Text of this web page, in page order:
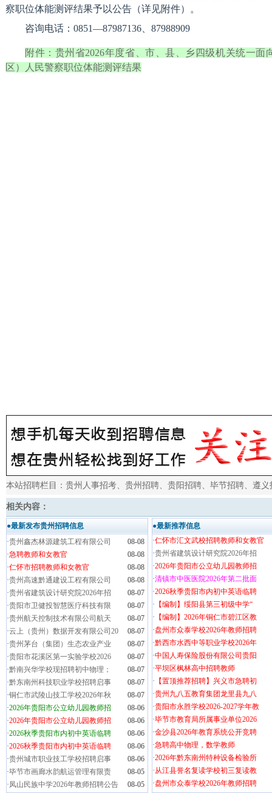
察职位体能测评结果予以公告（详见附件）。
咨询电话：0851—87987136、87988909
附件：贵州省2026年度省、市、县、乡四级机关统一面
区）人民警察职位体能测评结果
本站招聘栏目： 贵州人事招考、 贵州招聘、 贵阳招聘、 毕节招聘、 遵义
相关内容：
●最新发布贵州招聘信息
·贵州鑫杰林源建筑工程有限公司
08-08
·急聘教师和女教官
08-08
·仁怀市招聘教师和女教官
08-08
·贵州高速黔通建设工程有限公司
08-08
·贵州省建筑设计研究院2026年招
08-07
·贵阳市卫健投智慧医疗科技有限
08-07
·贵州航天控制技术有限公司航天
08-07
·云上（贵州）数据开发有限公司20
08-07
·贵州茅台（集团）生态农业产业
08-07
·贵阳市花溪区第一实验学校2026
08-07
·黔南兴华学校现招聘初中物理；
08-07
·黔东南州科技职业学校招聘启事
08-07
·铜仁市武陵山技工学校2026年秋
08-07
·2026年贵阳市公立幼儿园教师招
08-06
·2026年贵阳市公立幼儿园教师招
08-06
·2026秋季贵阳市内初中英语临聘
08-06
·2026秋季贵阳市内初中英语临聘
08-06
·贵州城市职业技工学校招聘启事
08-06
·毕节市画廊水韵航运管理有限责
08-05
·凤山民族中学2026年教师招聘公告 08-05
●最新推荐信息
·仁怀市汇文武校招聘教师和女教官
·贵州省建筑设计研究院2026年招
·2026年贵阳市公立幼儿园教师招
·清镇市中医医院2026年第二批面
·2026秋季贵阳市内初中英语临聘
· 【编制】绥阳县第三初级中学“
· 【编制】2026年铜仁市碧江区教
·盘州市众泰学校2026年教师招聘
·黔西市水西中等职业学校2026年
·中国人寿保险股份有限公司贵阳
·平坝区枫林高中招聘教师
· 【置顶推荐招聘】兴义市急聘初
·贵州九八五教育集团龙里县九八
·贵阳市永胜学校2026-2027学年教
·毕节市教育局所属事业单位2026
·金沙县2026年教育系统公开竞聘
·急聘高中物理，数学教师
·2026年黔东南州特种设备检验所
·从江县誉名复读学校初三复读教
·盘州市众泰学校2026年教师招聘